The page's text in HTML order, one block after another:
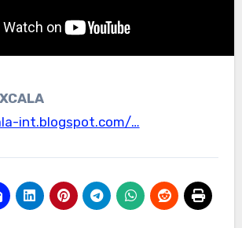
int.blogspot.com/…